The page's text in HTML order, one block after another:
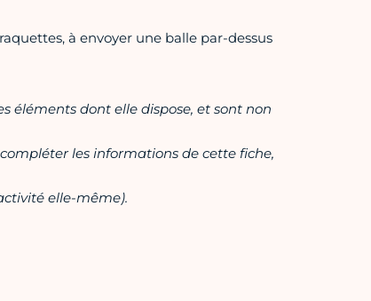
à envoyer une balle par-dessus
éléments dont elle dispose, et sont non
les informations de cette fiche,
elle-même).